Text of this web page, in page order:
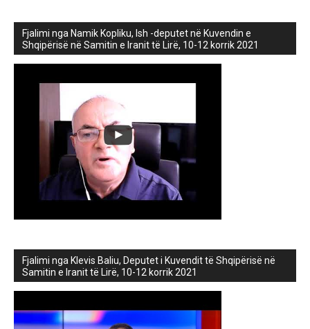
Fjalimi nga Namik Kopliku, Ish -deputet në Kuvendin e
Shqipërisë në Samitin e Iranit të Lirë, 10-12 korrik 2021
Fjalimi nga Klevis Baliu, Deputet i Kuvendit të Shqipërisë në
Samitin e Iranit të Lirë, 10-12 korrik 2021